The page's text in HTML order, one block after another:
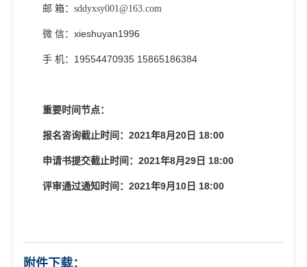
邮 箱：sddyxsy001@163.com
微 信：xieshuyan1996
手 机： 19554470935 15865186384
重要时间节点：
报名咨询截止时间：2021年8月20 日 18:00
申请书提交截止时间：2021年8月29 日 18:00
评审通过通知时间：2021年9月 10 日 18:00
附件下载：